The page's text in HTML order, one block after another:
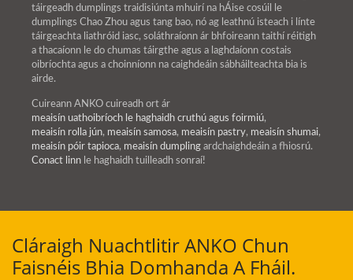
táirgeadh dumplings traidisiúnta mhuirí na hÁise cosúil le
dumplings Chao Zhou agus tang bao, nó ag leathnú isteach i línte
táirgeachta liathróid iasc, soláthraíonn ár bhfoireann taithí réitigh
a thacaíonn le do chumas táirgthe agus a laghdaíonn costais
oibríochta agus a choinníonn na caighdeáin sábháilteachta bia is
airde.
Cuireann ANKO cuireadh ort ár
meaisín uathoibríoch le haghaidh cruthú agus foirmiú,
meaisín rolla jún, meaisín samosa, meaisín pastry, meaisín shumai,
meaisín póir tapioca, meaisín dumpling ardchaighdeáin a fhiosrú.
Conact linn le haghaidh tuilleadh sonraí!
Cláraigh Nuachtlitir ANKO Chun
Faisnéis Bhia Domhanda A Fháil.